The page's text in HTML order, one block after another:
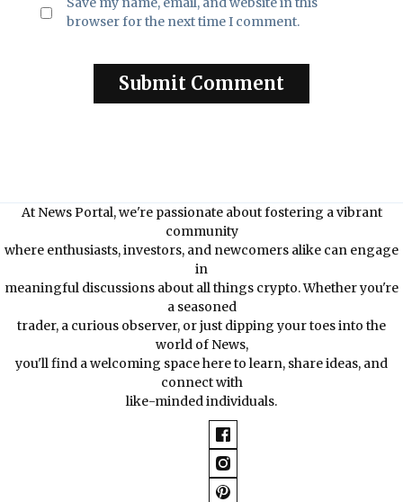
browser for the next time I comment.
At News Portal, we're passionate about fostering a vibrant
community
where enthusiasts, investors, and newcomers alike can engage
in
meaningful discussions about all things crypto. Whether you're
a seasoned
trader, a curious observer, or just dipping your toes into the
world of News,
you'll find a welcoming space here to learn, share ideas, and
connect with
like-minded individuals.